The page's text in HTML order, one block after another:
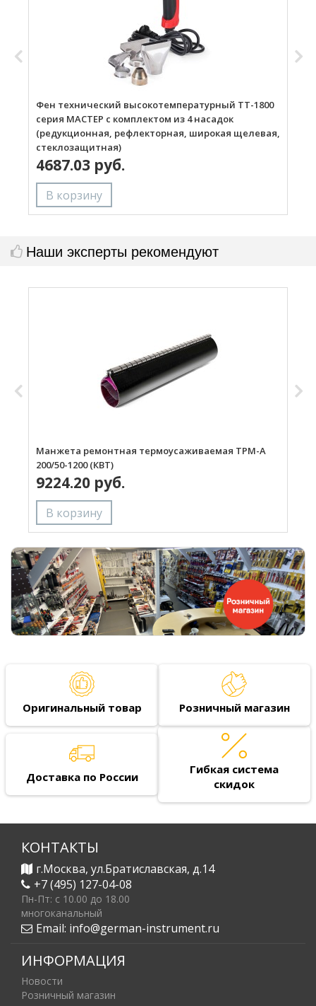
Фен технический высокотемпературный ТТ-1800
серия МАСТЕР с комплектом из 4 насадок
(редукционная, рефлекторная, широкая щелевая,
стеклозащитная)
4687.03 руб.
Наши эксперты рекомендуют
Манжета ремонтная термоусаживаемая ТРМ-А
200/50-1200 (КВТ)
9224.20 руб.
Оригинальный товар Розничный магазин
Доставка по России
Гибкая система
скидок
КОНТАКТЫ
г.Москва, ул.Братиславская, д.14
+7 (495) 127-04-08
Пн-Пт: c 10.00 до 18.00
многоканальный
Email: info@german-instrument.ru
ИНФОРМАЦИЯ
Новости
Розничный магазин